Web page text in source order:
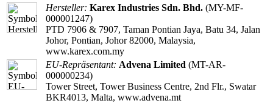
Hersteller: Karex Industries Sdn. Bhd. (MY-MF-
000001247)
PTD 7906 & 7907, Taman Pontian Jaya, Batu 34, Jalan
Johor, Pontian, Johor 82000, Malaysia,
www.karex.com.my
EU-Repräsentant: Advena Limited (MT-AR-
000000234)
Tower Street, Tower Business Centre, 2nd Flr., Swatar
BKR4013, Malta, www.advena.mt